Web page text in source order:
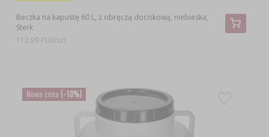
Beczka na kapustę 60 L, z obręczą dociskową, niebieska,
Sterk
112,99 PLN/szt.
Nowa cena (-10%)